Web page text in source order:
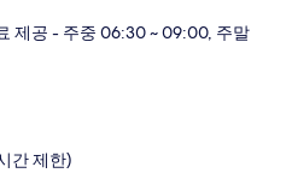
제공 - 주중 06:30 ~ 09:00, 주말
간 제한)